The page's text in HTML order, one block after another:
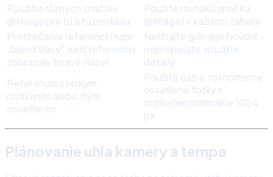
Použitie rôznych značiek
@Image pre tú istú postavu
Použite rovnakú značku
@Image1 v každom zábere
Protirečenie referencii (napr.
„blond vlasy", keď referencia
zobrazuje tmavé vlasy)
Nechajte @Image hovoriť –
neprepisujte vizuálne
detaily
Referencie s nízkym
rozlíšením alebo zlým
osvetlením
Použite ostré, rovnomerne
osvetlené fotky s
rozlíšením minimálne 1024
px
Plánovanie uhla kamery a tempa